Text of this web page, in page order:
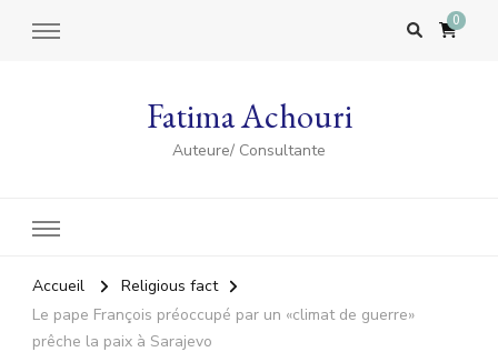
0
Fatima Achouri
Auteure/ Consultante
Accueil
Religious fact
Le pape François préoccupé par un «climat de guerre»
prêche la paix à Sarajevo